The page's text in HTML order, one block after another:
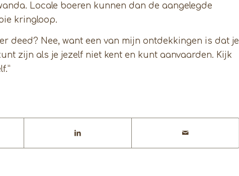
Locale boeren kunnen dan de aangelegde
kringloop.
deed? Nee, want een van mijn ontdekkingen is dat je
zijn als je jezelf niet kent en kunt aanvaarden. Kijk